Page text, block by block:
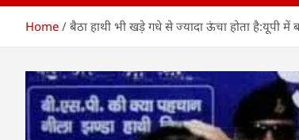
Home बैठा हाथी भी खड़े गधे से ज्यादा ऊंचा होता है:यूपी